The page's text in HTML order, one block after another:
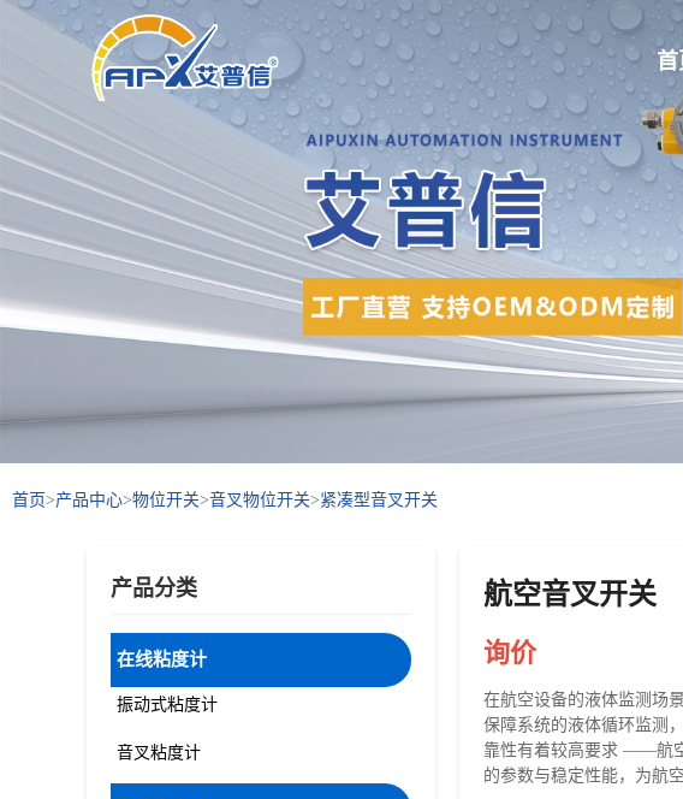
首
首页>产品中心>物位开关>音叉物位开关>紧凑型音叉开关
产品分类
在线粘度计
振动式粘度计
音叉粘度计
航空音叉开关
询价
在航空设备的液体监测场
保障系统的液体循环监测
靠性有着较高要求 ——航
的参数与稳定性能，为航